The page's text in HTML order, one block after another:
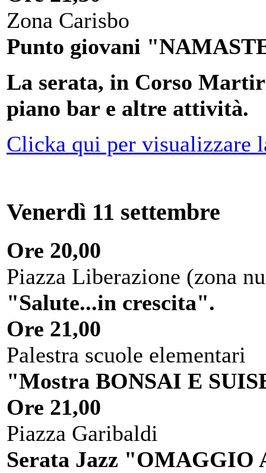
Zona Carisbo
Punto giovani
La serata, in Corso
piano bar e altre attività.
Clicka qui per visualizzare
Venerdì 11 settembre
Ore 20,00
Piazza Liberazione (zona
"Salute...in crescita".
Ore 21,00
Palestra scuole elementari
"Mostra BONSAI E
Ore 21,00
Piazza Garibaldi
Serata Jazz